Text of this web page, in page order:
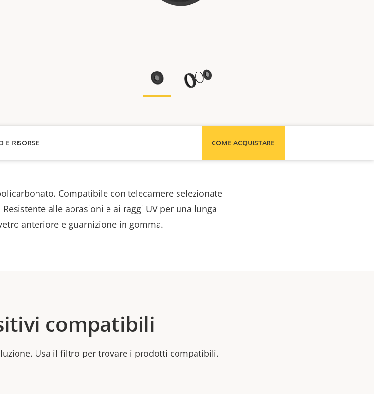
COME ACQUISTARE
E RISORSE
Compatibile con telecamere selezionate
Resistente alle abrasioni e ai raggi UV per una lunga
anteriore e guarnizione in gomma.
compatibili
Usa il filtro per trovare i prodotti compatibili.